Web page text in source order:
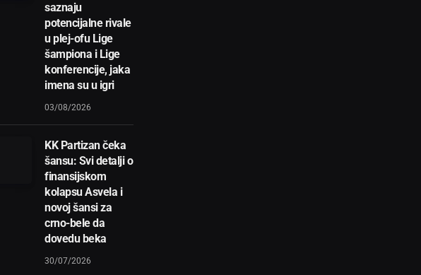
saznaju
potencijalne rivale
u plej-ofu Lige
šampiona i Lige
konferencije, jaka
imena su u igri
03/08/2026
KK Partizan čeka
šansu: Svi detalji o
finansijskom
kolapsu Asvela i
novoj šansi za
crno-bele da
dovedu beka
30/07/2026